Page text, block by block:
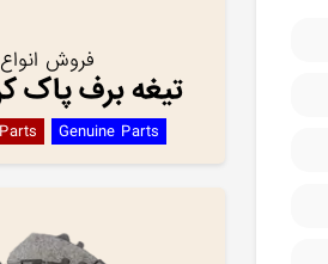
فروش انواع
تیغه برف پاک
Genuine Parts